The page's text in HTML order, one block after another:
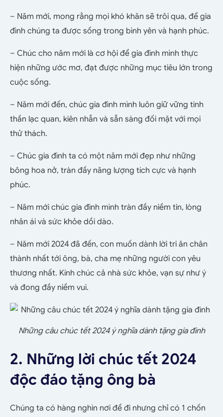
– Năm mới, mong rằng mọi khó khăn sẽ trôi qua, để gia
đình chúng ta được sống trong bình yên và hạnh phúc.
– Chúc cho năm mới là cơ hội để gia đình mình thực
hiện những ước mơ, đạt được những mục tiêu lớn trong
cuộc sống.
– Năm mới đến, chúc gia đình mình luôn giữ vững tinh
thần lạc quan, kiên nhẫn và sẵn sàng đối mặt với mọi
thử thách.
– Chúc gia đình ta có một năm mới đẹp như những
bông hoa nở, tràn đầy năng lượng tích cực và hạnh
phúc.
– Năm mới chúc gia đình mình tràn đầy niềm tin, lòng
nhân ái và sức khỏe dồi dào.
– Năm mới 2024 đã đến, con muốn dành lời tri ân chân
thành nhất tới ông, bà, cha mẹ những người con yêu
thương nhất. Kính chúc cả nhà sức khỏe, vạn sự như ý
và đong đầy niềm vui.
Những câu chúc tết 2024 ý nghĩa dành tặng gia đình
2. Những lời chúc tết 2024
độc đáo tặng ông bà
Chúng ta có hàng nghìn nơi để đi nhưng chỉ có 1 chốn